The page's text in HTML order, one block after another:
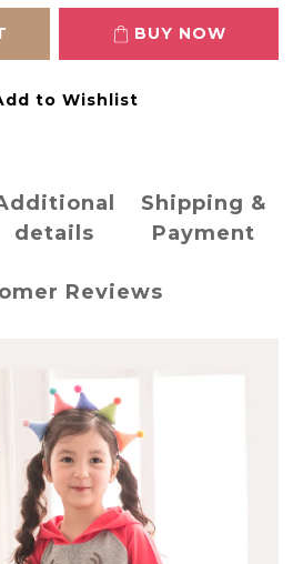
BUY NOW
to Wishlist
details
Shipping &
Payment
Reviews